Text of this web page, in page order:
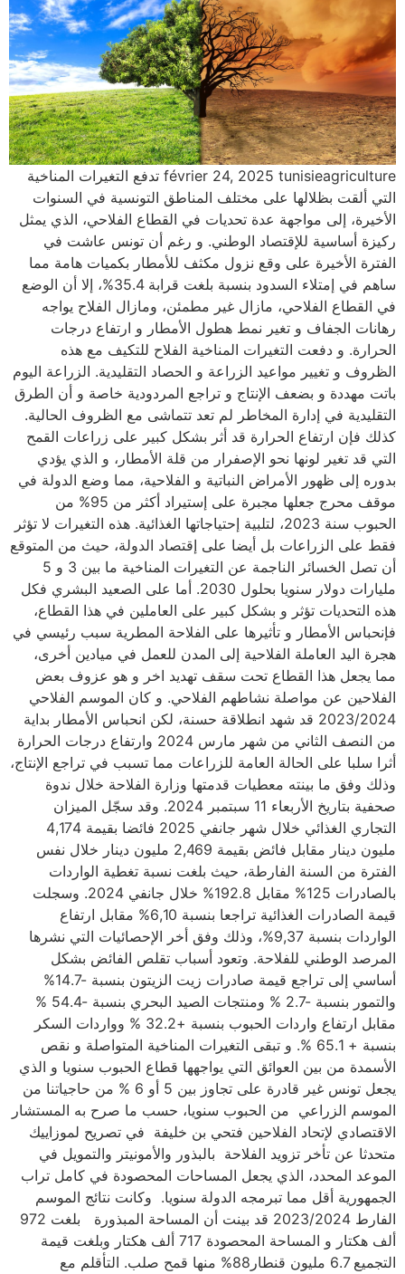
février 24, 2025 tunisieagriculture تدفع التغيرات المناخية
التي ألقت بظلالها على مختلف المناطق التونسية في السنوات
الأخيرة، إلى مواجهة عدة تحديات في القطاع الفلاحي، الذي يمثل
ركيزة أساسية للإقتصاد الوطني. و رغم أن تونس عاشت في
الفترة الأخيرة على وقع نزول مكثف للأمطار بكميات هامة مما
ساهم في إمتلاء السدود بنسبة بلغت قرابة 35.4%، إلا أن الوضع
في القطاع الفلاحي، مازال غير مطمئن، ومازال الفلاح يواجه
رهانات الجفاف و تغير نمط هطول الأمطار و ارتفاع درجات
الحرارة. و دفعت التغيرات المناخية الفلاح للتكيف مع هذه
الظروف و تغيير مواعيد الزراعة و الحصاد التقليدية. الزراعة اليوم
باتت مهددة و بضعف الإنتاج و تراجع المردودية خاصة و أن الطرق
التقليدية في إدارة المخاطر لم تعد تتماشى مع الظروف الحالية.
كذلك فإن ارتفاع الحرارة قد أثر بشكل كبير على زراعات القمح
التي قد تغير لونها نحو الإصفرار من قلة الأمطار، و الذي يؤدي
بدوره إلى ظهور الأمراض النباتية و الفلاحية، مما وضع الدولة في
موقف محرج جعلها مجبرة على إستيراد أكثر من 95% من
الحبوب سنة 2023، لتلبية إحتياجاتها الغذائية. هذه التغيرات لا تؤثر
فقط على الزراعات بل أيضا على إقتصاد الدولة، حيث من المتوقع
أن تصل الخسائر الناجمة عن التغيرات المناخية ما بين 3 و 5
مليارات دولار سنويا بحلول 2030. أما على الصعيد البشري فكل
هذه التحديات تؤثر و بشكل كبير على العاملين في هذا القطاع،
فإنحباس الأمطار و تأثيرها على الفلاحة المطرية سبب رئيسي في
هجرة اليد العاملة الفلاحية إلى المدن للعمل في ميادين أخرى،
مما يجعل هذا القطاع تحت سقف تهديد اخر و هو عزوف بعض
الفلاحين عن مواصلة نشاطهم الفلاحي. و كان الموسم الفلاحي
2023/2024 قد شهد انطلاقة حسنة، لكن انحباس الأمطار بداية
من النصف الثاني من شهر مارس 2024 وارتفاع درجات الحرارة
أثرا سلبا على الحالة العامة للزراعات مما تسبب في تراجع الإنتاج،
وذلك وفق ما بينته معطيات قدمتها وزارة الفلاحة خلال ندوة
صحفية بتاريخ الأربعاء 11 سبتمبر 2024. وقد سجّل الميزان
التجاري الغذائي خلال شهر جانفي 2025 فائضا بقيمة 4,174
مليون دينار مقابل فائض بقيمة 2,469 مليون دينار خلال نفس
الفترة من السنة الفارطة، حيث بلغت نسبة تغطية الواردات
بالصادرات 125% مقابل 192.8% خلال جانفي 2024. وسجلت
قيمة الصادرات الغذائية تراجعا بنسبة 6,10% مقابل ارتفاع
الواردات بنسبة 9,37%، وذلك وفق أخر الإحصائيات التي نشرها
المرصد الوطني للفلاحة. وتعود أسباب تقلص الفائض بشكل
أساسي إلى تراجع قيمة صادرات زيت الزيتون بنسبة -14.7%
والتمور بنسبة -2.7 % ومنتجات الصيد البحري بنسبة -54.4 %
مقابل ارتفاع واردات الحبوب بنسبة +32.2 % وواردات السكر
بنسبة + 65.1 %. و تبقى التغيرات المناخية المتواصلة و نقص
الأسمدة من بين العوائق التي يواجهها قطاع الحبوب سنويا و الذي
يجعل تونس غير قادرة على تجاوز بين 5 أو 6 % من حاجياتنا من
الموسم الزراعي من الحبوب سنويا، حسب ما صرح به المستشار
الاقتصادي لإتحاد الفلاحين فتحي بن خليفة في تصريح لموزاييك
متحدثا عن تأخر تزويد الفلاحة بالبذور والأمونيتر والتمويل في
الموعد المحدد، الذي يجعل المساحات المحصودة في كامل تراب
الجمهورية أقل مما تبرمجه الدولة سنويا. وكانت نتائج الموسم
الفارط 2023/2024 قد بينت أن المساحة المبذورة بلغت 972
ألف هكتار و المساحة المحصودة 717 ألف هكتار وبلغت قيمة
التجميع 6.7 مليون قنطار88% منها قمح صلب. التأقلم مع